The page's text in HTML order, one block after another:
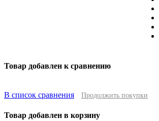
Товар добавлен к сравнению
В список сравнения Продолжить покупки
Товар добавлен в корзину